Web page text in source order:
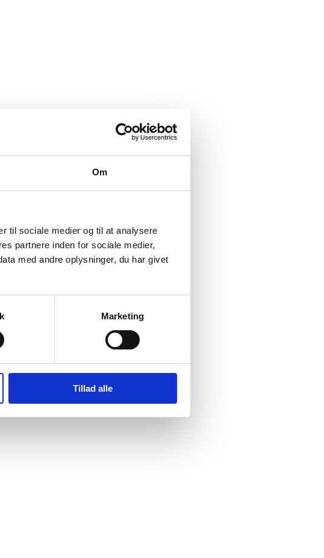
Om
til sociale medier og til at analysere
partnere inden for sociale medier,
med andre oplysninger, du har givet
Marketing
Tillad alle